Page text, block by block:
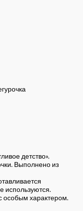
детство».
Выполнено из
используются.
особым характером.